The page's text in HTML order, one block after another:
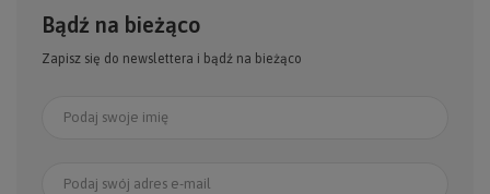
Bądź na bieżąco
Zapisz się do newslettera i bądź na bieżąco
Podaj swoje imię
Podaj swój adres e-mail